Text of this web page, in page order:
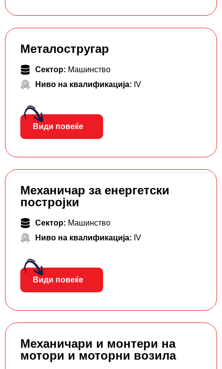
Металостругар
Сектор: Машинство
Ниво на квалификација: IV
Види повеќе
Механичар за енергетски
постројки
Сектор: Машинство
Ниво на квалификација: IV
Види повеќе
Механичари и монтери на
мотори и моторни возила